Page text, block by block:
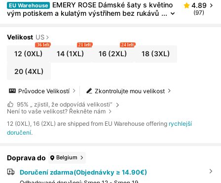
EU Warehouse
EMERY ROSE Dámské šaty s květino
vým potiskem a kulatým výstřihem bez rukávů
4.89
(97)
Velikost US
12 (0XL)
36 left
14 (1XL)
21 left
16(2XL)
24 left
18(3XL)
20(4XL)
Zkontrolujte mou velikost
Průvodce Velikostí
95% „ zjistil, že odpovídá velikosti“
Není to vaše velikost? Řekněte nám
​12 (0XL), 16 (2XL) are shipped from EU Warehouse offering rychlejší
doručení.
Doprava do Belgium
Doručení zdarma(Objednávky ≥ 14.90€)